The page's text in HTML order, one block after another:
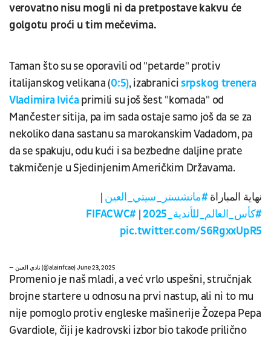
verovatno nisu mogli ni da pretpostave kakvu će
golgotu proći u tim mečevima.
Taman što su se oporavili od "petarde" protiv
italijanskog velikana (0:5), izabranici srpskog trenera
Vladimira Ivićaprimili su još šest "komada" od
Mančester sitija, pa im sada ostaje samo još da se za
nekoliko dana sastanu sa marokanskim Vadadom, pa
da se spakuju, odu kući i sa bezbedne daljine prate
takmičenje u Sjedinjenim Američkim Državama.
نهاية المباراة#مانشستر_سيتي_العين |
#كأس_العالم_للأندية_2025
|
#FIFACWC
pic.twitter.com/S6RgxxUpR5
— نادي العين (@alainfcae)June 23, 2025
Promenio je naš mladi, a već vrlo uspešni, stručnjak
brojne startere u odnosu na prvi nastup, ali ni to mu
nije pomoglo protiv engleske mašinerije Žozepa Pepa
Gvardiole, čiji je kadrovski izbor bio takođe prilično